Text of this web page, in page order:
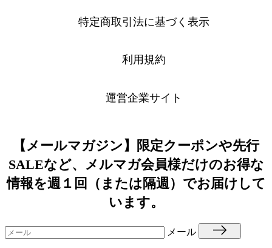
特定商取引法に基づく表示
利用規約
運営企業サイト
【メールマガジン】限定クーポンや先行
SALEなど、メルマガ会員様だけのお得な
情報を週１回（または隔週）でお届けして
います。
メール